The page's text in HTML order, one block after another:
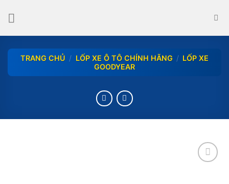
TRANG CHỦ / LỐP XE Ô TÔ CHÍNH HÃNG / LỐP XE
GOODYEAR